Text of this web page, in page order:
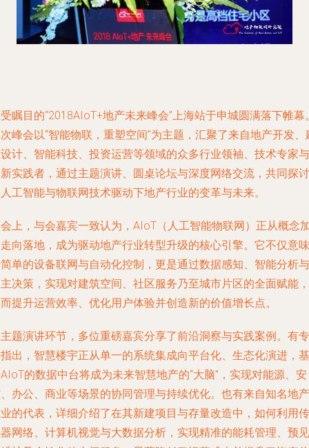
瞩目的“2018AIoT+地产未来峰会”上海站于申城圆满落下帷幕
峰会以“智能物联，重塑空间”为主题，汇聚了来自地产开发、
计、智能科技、投资运营等领域的众多行业领袖、技术专家与
实践者，通过主题演讲、圆桌论坛与深度网络交流，共同探讨
工智能与物联网技术驱动下地产行业的变革与未来。
上，与会嘉宾一致认为，AIoT（人工智能物联网）正从概念
向落地，成为驱动地产行业转型升级的核心引擎。它不仅意味
单的设备联网与自动化控制，更是通过数据感知、智能分析与
决策，实现对建筑空间、社区服务乃至城市片区的全面赋能，
提升运营效率、优化用户体验并创造新的价值增长点。
题演讲环节，多位重磅嘉宾分享了前沿洞察与实践案例。有专
出，智慧楼宇正从单一的系统集成向平台化、生态化演进，基
的数据中台将成为未来智慧地产的“大脑”，实现对能源、安
办公、商业等场景的协同管理与持续优化。也有来自知名地产
的代表，详细介绍了在其新建项目与存量改造中，如何利用传
网络、计算机视觉与大数据分析，实现精准的能耗管理、预见